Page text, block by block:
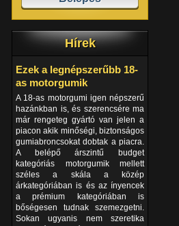
Hírek
Ezek a legnépszerűbb 18-
as motorgumik
A 18-as motorgumi igen népszerű
hazánkban is, és szerencsére ma
már rengeteg gyártó van jelen a
piacon akik minőségi, biztonságos
gumiabroncsokat dobtak a piacra.
A belépő árszintű budget
kategóriás motorgumik mellett
széles a skála a közép
árkategóriában is és az ínyencek
a prémium kategóriában is
bőségesen tudnak szemezgetni.
Sokan ugyanis nem szeretika